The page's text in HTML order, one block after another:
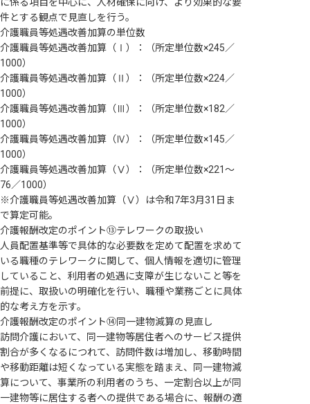
件とする観点で見直しを行う。
介護職員等処遇改善加算の単位数
介護職員等処遇改善加算（Ⅰ）：（所定単位数×245／
1000）
介護職員等処遇改善加算（Ⅱ）：（所定単位数×224／
1000）
介護職員等処遇改善加算（Ⅲ）：（所定単位数×182／
1000）
介護職員等処遇改善加算（Ⅳ）：（所定単位数×145／
1000）
介護職員等処遇改善加算（Ⅴ）：（所定単位数×221～
76／1000）
※介護職員等処遇改善加算（Ⅴ）は令和7年3月31日ま
で算定可能。
介護報酬改定のポイント⑬テレワークの取扱い
人員配置基準等で具体的な必要数を定めて配置を求めて
いる職種のテレワークに関して、個人情報を適切に管理
していること、利用者の処遇に支障が生じないこと等を
前提に、取扱いの明確化を行い、職種や業務ごとに具体
的な考え方を示す。
介護報酬改定のポイント⑭同一建物減算の見直し
訪問介護において、同一建物等居住者へのサービス提供
割合が多くなるにつれて、訪問件数は増加し、移動時間
や移動距離は短くなっている実態を踏まえ、同一建物減
算について、事業所の利用者のうち、一定割合以上が同
一建物等に居住する者への提供である場合に、報酬の適